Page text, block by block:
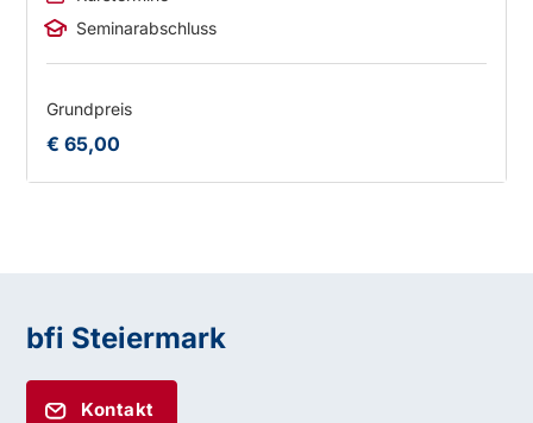
Seminarabschluss
Grundpreis
€ 65,00
bfi Steiermark
Kontakt